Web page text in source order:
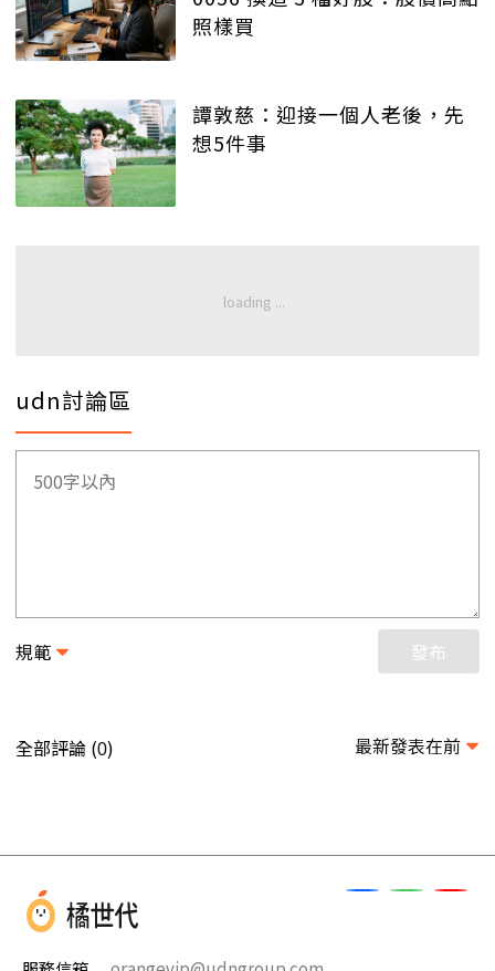
照樣買
譚敦慈：迎接一個人老後，先
想5件事
udn討論區
規範 發布
全部評論 (0) 最新發表在前